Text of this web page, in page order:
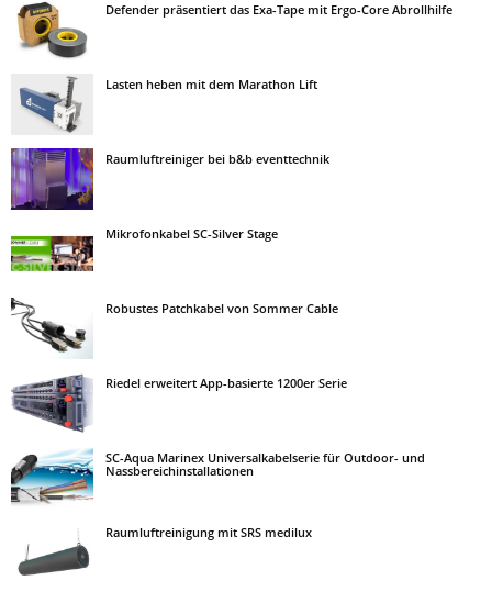
Defender präsentiert das Exa-Tape mit Ergo-Core Abrollhilfe
Lasten heben mit dem Marathon Lift
Raumluftreiniger bei b&b eventtechnik
Mikrofonkabel SC-Silver Stage
Robustes Patchkabel von Sommer Cable
Riedel erweitert App-basierte 1200er Serie
SC-Aqua Marinex Universalkabelserie für Outdoor- und
Nassbereichinstallationen
Raumluftreinigung mit SRS medilux